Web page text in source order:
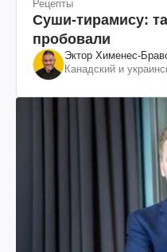
Рецепты
Суши-тирамису:
пробовали
Эктор Хименес-
Канадский и